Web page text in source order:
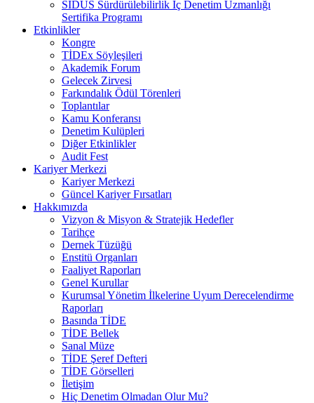
SİDUS Sürdürülebilirlik İç Denetim Uzmanlığı
Sertifika Programı
Etkinlikler
Kongre
TİDEx Söyleşileri
Akademik Forum
Gelecek Zirvesi
Farkındalık Ödül Törenleri
Toplantılar
Kamu Konferansı
Denetim Kulüpleri
Diğer Etkinlikler
Audit Fest
Kariyer Merkezi
Kariyer Merkezi
Güncel Kariyer Fırsatları
Hakkımızda
Vizyon & Misyon & Stratejik Hedefler
Tarihçe
Dernek Tüzüğü
Enstitü Organları
Faaliyet Raporları
Genel Kurullar
Kurumsal Yönetim İlkelerine Uyum Derecelendirme
Raporları
Basında TİDE
TİDE Bellek
Sanal Müze
TİDE Şeref Defteri
TİDE Görselleri
İletişim
Hiç Denetim Olmadan Olur Mu?